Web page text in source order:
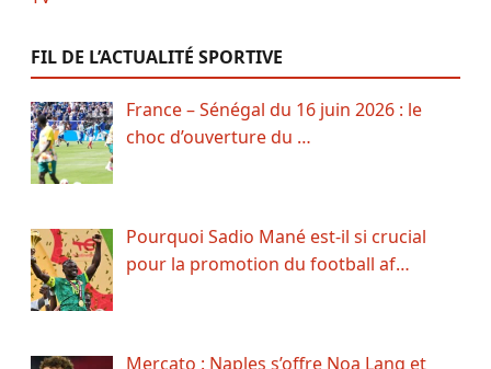
FIL DE L’ACTUALITÉ SPORTIVE
France – Sénégal du 16 juin 2026 : le
choc d’ouverture du …
Pourquoi Sadio Mané est-il si crucial
pour la promotion du football af…
Mercato : Naples s’offre Noa Lang et